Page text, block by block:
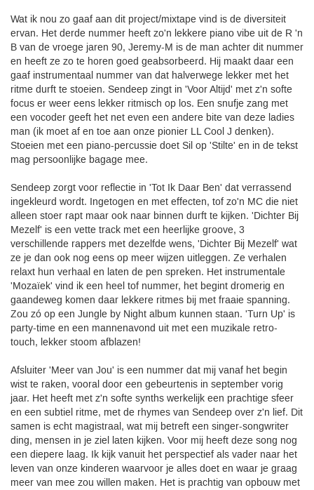
Wat ik nou zo gaaf aan dit project/mixtape vind is de diversiteit
ervan. Het derde nummer heeft zo'n lekkere piano vibe uit de R 'n
B van de vroege jaren 90, Jeremy-M is de man achter dit nummer
en heeft ze zo te horen goed geabsorbeerd. Hij maakt daar een
gaaf instrumentaal nummer van dat halverwege lekker met het
ritme durft te stoeien. Sendeep zingt in 'Voor Altijd' met z'n softe
focus er weer eens lekker ritmisch op los. Een snufje zang met
een vocoder geeft het net even een andere bite van deze ladies
man (ik moet af en toe aan onze pionier LL Cool J denken).
Stoeien met een piano-percussie doet Sil op 'Stilte' en in de tekst
mag persoonlijke bagage mee.
Sendeep zorgt voor reflectie in 'Tot Ik Daar Ben' dat verrassend
ingekleurd wordt. Ingetogen en met effecten, tof zo'n MC die niet
alleen stoer rapt maar ook naar binnen durft te kijken. 'Dichter Bij
Mezelf' is een vette track met een heerlijke groove, 3
verschillende rappers met dezelfde wens, 'Dichter Bij Mezelf' wat
ze je dan ook nog eens op meer wijzen uitleggen. Ze verhalen
relaxt hun verhaal en laten de pen spreken. Het instrumentale
'Mozaïek' vind ik een heel tof nummer, het begint dromerig en
gaandeweg komen daar lekkere ritmes bij met fraaie spanning.
Zou zó op een Jungle by Night album kunnen staan. 'Turn Up' is
party-time en een mannenavond uit met een muzikale retro-
touch, lekker stoom afblazen!
Afsluiter 'Meer van Jou' is een nummer dat mij vanaf het begin
wist te raken, vooral door een gebeurtenis in september vorig
jaar. Het heeft met z'n softe synths werkelijk een prachtige sfeer
en een subtiel ritme, met de rhymes van Sendeep over z'n lief. Dit
samen is echt magistraal, wat mij betreft een singer-songwriter
ding, mensen in je ziel laten kijken. Voor mij heeft deze song nog
een diepere laag. Ik kijk vanuit het perspectief als vader naar het
leven van onze kinderen waarvoor je alles doet en waar je graag
meer van mee zou willen maken. Het is prachtig van opbouw met